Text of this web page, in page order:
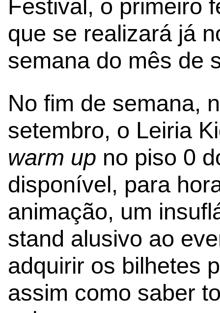
Festival, o primeiro
que se realizará já
semana do mês de
No fim de semana,
setembro, o Leiria
warm up no piso 0
disponível, para
animação, um
stand alusivo ao
adquirir os bilhetes
assim como saber